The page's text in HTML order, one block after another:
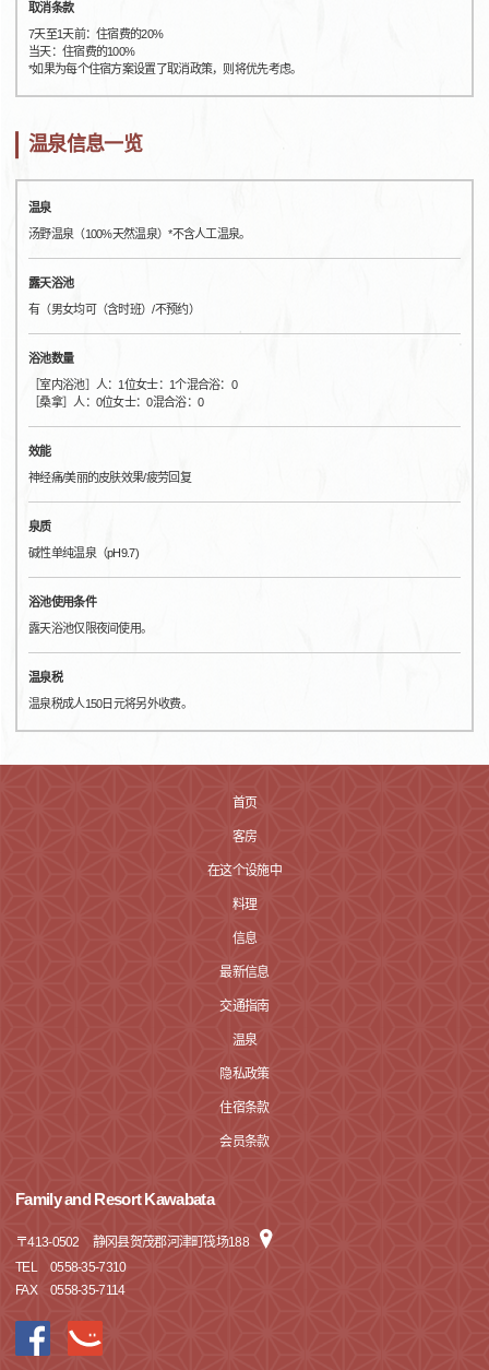
取消条款
7天至1天前：住宿费的20%
当天：住宿费的100%
*如果为每个住宿方案设置了取消政策，则将优先考虑。
温泉信息一览
温泉
汤野温泉（100%天然温泉）*不含人工温泉。
露天浴池
有（男女均可（含时班）/不预约）
浴池数量
［室内浴池］人：1位女士：1个混合浴：0
［桑拿］人：0位女士：0混合浴：0
效能
神经痛/美丽的皮肤效果/疲劳回复
泉质
碱性单纯温泉（pH9.7)
浴池使用条件
露天浴池仅限夜间使用。
温泉税
温泉税成人150日元将另外收费。
首页
客房
在这个设施中
料理
信息
最新信息
交通指南
温泉
隐私政策
住宿条款
会员条款
Family and Resort Kawabata
〒413-0502
静冈县贺茂郡河津町筏场188
TEL
0558-35-7310
FAX
0558-35-7114